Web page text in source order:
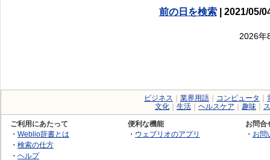
前の日を検索| 2021/05/
2026年
ビジネス 業界用語 コンピュータ
文化
生活 ヘルスケア 趣味
ご利用にあたって
・ Weblio辞書とは
・ 検索の仕方
・ ヘルプ
便利な機能
・ ウェブリオのアプリ
お問合
・ お問